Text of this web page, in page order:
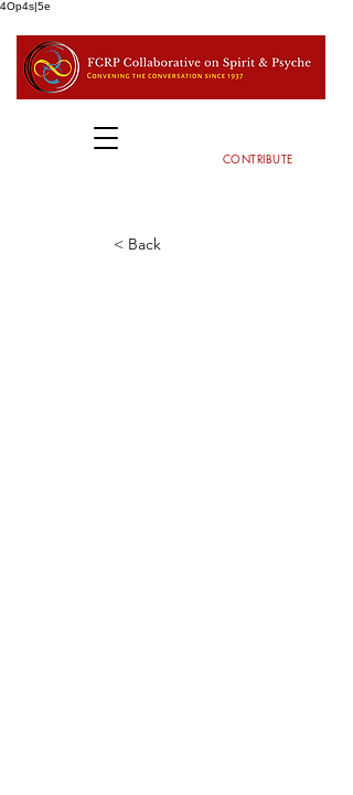
4Op4s|5e
CONTRIBUTE
< Back